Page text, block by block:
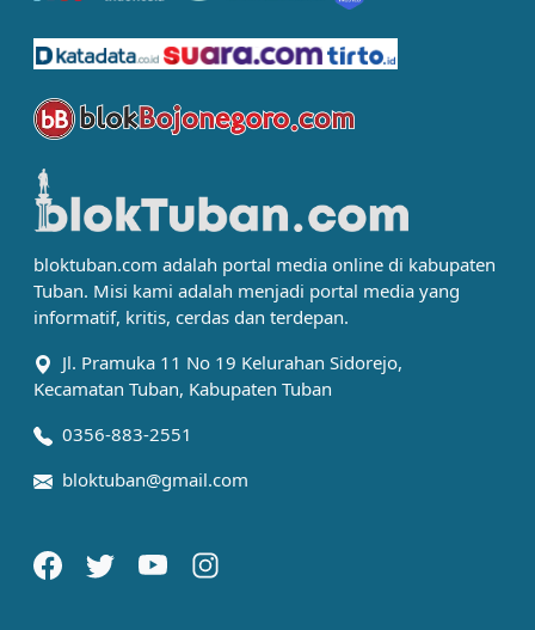
bloktuban.com adalah portal media online di kabupaten
Tuban. Misi kami adalah menjadi portal media yang
informatif, kritis, cerdas dan terdepan.
Jl. Pramuka 11 No 19 Kelurahan Sidorejo,
Kecamatan Tuban, Kabupaten Tuban
0356-883-2551
bloktuban@gmail.com